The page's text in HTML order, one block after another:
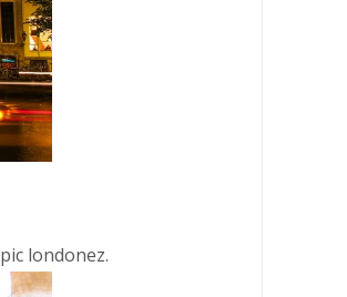
londonez.